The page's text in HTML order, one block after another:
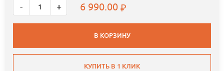
- + 6 990.00
В КОРЗИНУ
КУПИТЬ В 1 КЛИК